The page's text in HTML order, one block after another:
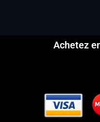
Achetez